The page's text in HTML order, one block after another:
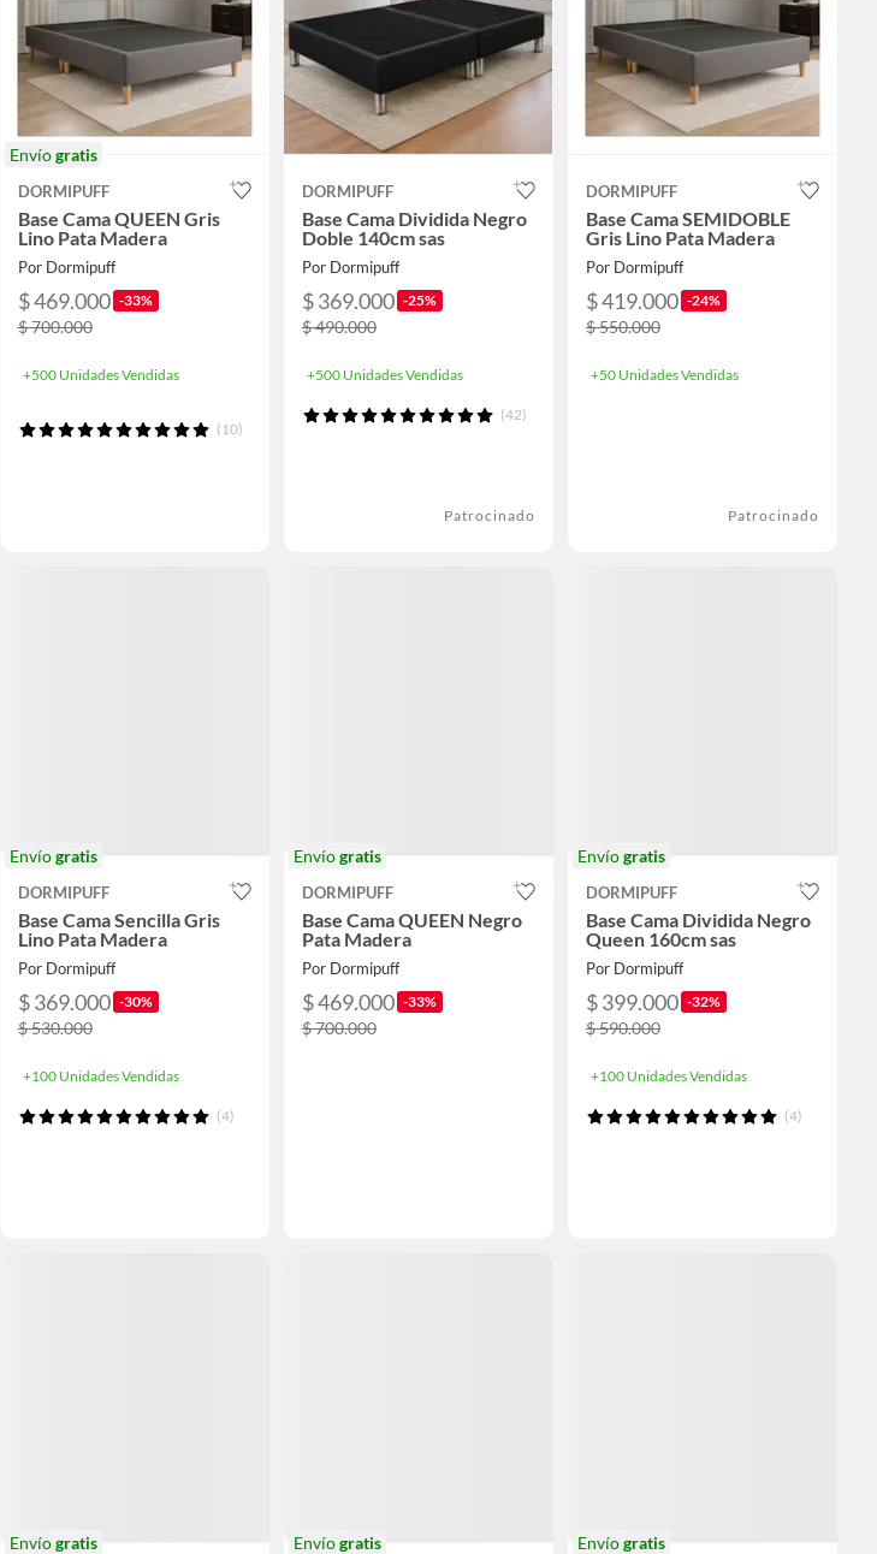
Envíogratis
DORMIPUFF
Base Cama QUEEN Gris
Lino Pata Madera
Por Dormipuff
$ 469.000 -33%
$ 700.000
+500 Unidades Vendidas
(10)
DORMIPUFF
Base Cama Dividida Negro
Doble 140cm sas
Por Dormipuff
$ 369.000 -25%
$ 490.000
+500 Unidades Vendidas
(42)
Patrocinado
DORMIPUFF
Base Cama SEMIDOBLE
Gris Lino Pata Madera
Por Dormipuff
$ 419.000 -24%
$ 550.000
+50 Unidades Vendidas
Patrocinado
Envíogratis
DORMIPUFF
Base Cama Sencilla Gris
Lino Pata Madera
Por Dormipuff
$ 369.000 -30%
$ 530.000
+100 Unidades Vendidas
(4)
Envíogratis
DORMIPUFF
Base Cama QUEEN Negro
Pata Madera
Por Dormipuff
$ 469.000 -33%
$ 700.000
Envíogratis
DORMIPUFF
Base Cama Dividida Negro
Queen 160cm sas
Por Dormipuff
$ 399.000 -32%
$ 590.000
+100 Unidades Vendidas
(4)
Envíogratis Envíogratis Envíogratis